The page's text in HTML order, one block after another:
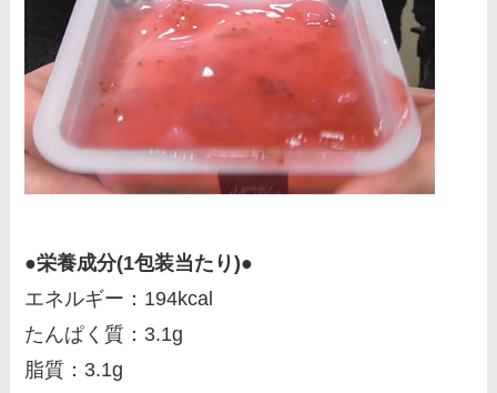
●栄養成分(1包装当たり)●
エネルギー：194kcal
たんぱく質：3.1g
脂質：3.1g